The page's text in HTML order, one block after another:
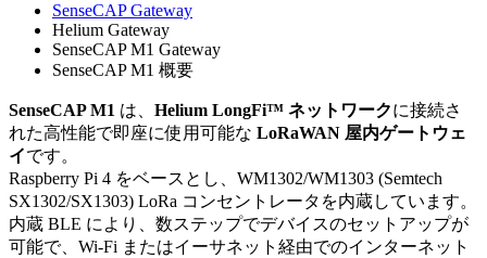
SenseCAP Gateway
Helium Gateway
SenseCAP M1 Gateway
SenseCAP M1 概要
SenseCAP M1 は、 Helium LongFi™ ネットワークに接続さ
れた高性能で即座に使用可能な LoRaWAN 屋内ゲートウェ
イです。
Raspberry Pi 4 をベースとし、WM1302/WM1303 (Semtech
SX1302/SX1303) LoRa コンセントレータを内蔵しています。
内蔵 BLE により、数ステップでデバイスのセットアップが
可能で、Wi-Fi またはイーサネット経由でのインターネット